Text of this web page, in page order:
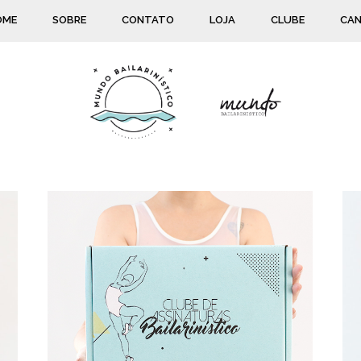
SOBRE CONTATO LOJA CLUBE